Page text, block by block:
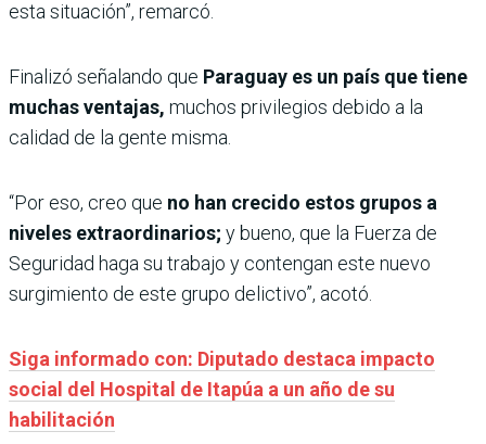
esta situación”, remarcó.
Finalizó señalando que Paraguay es un país que tiene
muchas ventajas, muchos privilegios debido a la
calidad de la gente misma.
“Por eso, creo que no han crecido estos grupos a
niveles extraordinarios; y bueno, que la Fuerza de
Seguridad haga su trabajo y contengan este nuevo
surgimiento de este grupo delictivo”, acotó.
Siga informado con: Diputado destaca impacto
social del Hospital de Itapúa a un año de su
habilitación